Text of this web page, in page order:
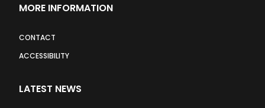
MORE INFORMATION
CONTACT
ACCESSIBILITY
LATEST NEWS